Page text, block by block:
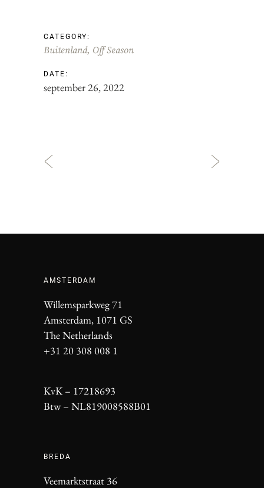
CATEGORY:
Buitenland Off Season
DATE:
september 26, 2022
AMSTERDAM
Willemsparkweg 71
Amsterdam, 1071 GS
The Netherlands
+31 20 308 008 1
KvK – 17218693
Btw – NL819008588B01
BREDA
Veemarktstraat 36